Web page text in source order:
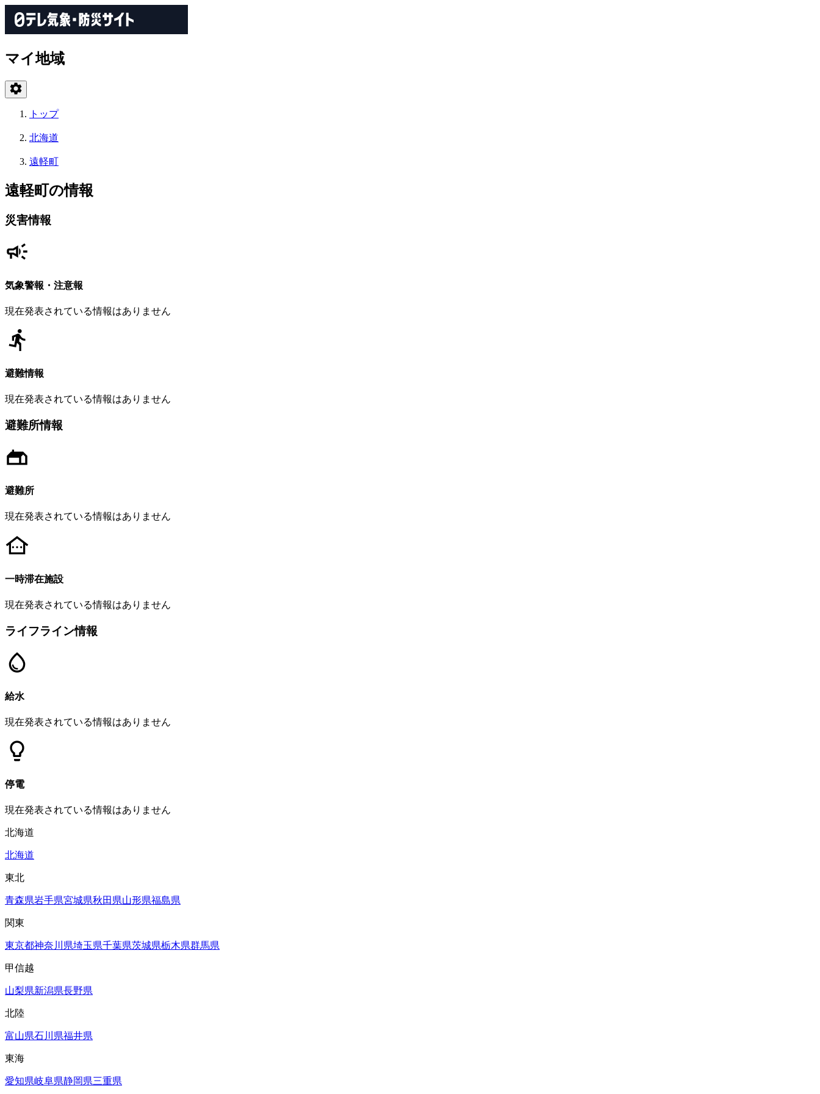
マイ地域
トップ
北海道
遠軽町
遠軽町の情報
災害情報
気象警報・注意報
現在発表されている情報はありません
避難情報
現在発表されている情報はありません
避難所情報
避難所
現在発表されている情報はありません
一時滞在施設
現在発表されている情報はありません
ライフライン情報
給水
現在発表されている情報はありません
停電
現在発表されている情報はありません
北海道
北海道
東北
青森県岩手県宮城県秋田県山形県福島県
関東
東京都神奈川県埼玉県千葉県茨城県栃木県群馬県
甲信越
山梨県新潟県長野県
北陸
富山県石川県福井県
東海
愛知県岐阜県静岡県三重県